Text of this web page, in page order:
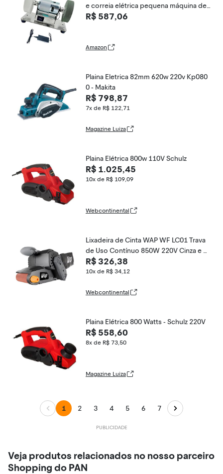
e correia elétrica pequena máquina de
afiar elétrica de baixa ferramenta de ruí
R$ 587,06
Amazon
Plaina Eletrica 82mm 620w 220v Kp080
0 - Makita
R$ 798,87
7x de R$ 122,71
Magazine Luiza
Plaina Elétrica 800w 110V Schulz
R$ 1.025,45
10x de R$ 109,09
Webcontinental
Lixadeira de Cinta WAP WF LC01 Trava
de Uso Contínuo 850W 220V Cinza e A
marelo WAP
R$ 326,38
10x de R$ 34,12
Webcontinental
Plaina Elétrica 800 Watts - Schulz 220V
R$ 558,60
8x de R$ 73,50
Magazine Luiza
1 2 3 4 5 6 7
Veja produtos relacionados no nosso parceiro
Shopping do PAN